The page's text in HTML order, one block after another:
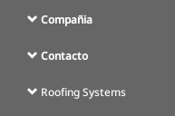
Compañia
Contacto
Roofing Systems